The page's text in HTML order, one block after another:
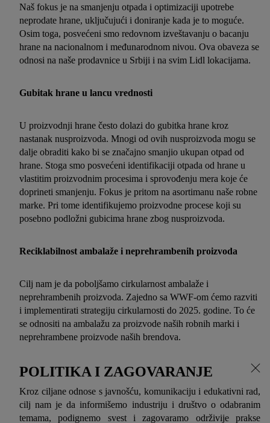
Naš fokus je na smanjenju otpada i optimizaciji upotrebe
neprodate hrane, uključujući i doniranje kada je to moguće.
Osim toga, posvećeni smo redovnom izveštavanju o bacanju
hrane na nacionalnom i međunarodnom nivou. Ova obaveza se
odnosi na naše prodavnice u Srbiji i na svim Lidl lokacijama.
Gubitak hrane u lancu vrednosti
U proizvodnji hrane često dolazi do gubitka hrane kroz
nastanak nusproizvoda. Mnogi od ovih nusproizvoda mogu se
dalje obraditi kako bi se značajno smanjio ukupan otpad od
hrane. Stoga smo posvećeni identifikaciji otpada od hrane u
vlastitim proizvodnim procesima i sprovođenju mera koje će
doprineti smanjenju. Fokus je pritom na asortimanu naše robne
marke. Pri tome identifikujemo proizvodne procese koji su
posebno podložni gubicima hrane zbog nusproizvoda.
Reciklabilnost ambalaže i neprehrambenih proizvoda
Cilj nam je da poboljšamo cirkularnost ambalaže i
neprehrambenih proizvoda. Zajedno sa WWF-om ćemo razviti
i implementirati strategiju cirkularnosti do 2025. godine. To će
se odnositi na ambalažu za proizvode naših robnih marki i
neprehrambene proizvode naših brendova.
POLITIKA I ZAGOVARANJE
Kroz ciljane odnose s javnošću, komunikaciju i edukativni rad,
cilj nam je da informišemo industriju i društvo o odabranim
temama, podignemo svest i zagovaramo održivije prakse